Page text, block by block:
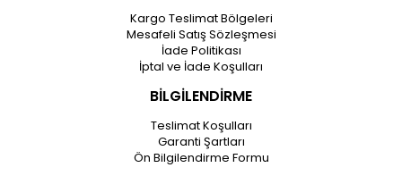
Kargo Teslimat Bölgeleri
Mesafeli Satış Sözleşmesi
İade Politikası
İptal ve İade Koşulları
BİLGİLENDİRME
Teslimat Koşulları
Garanti Şartları
Ön Bilgilendirme Formu